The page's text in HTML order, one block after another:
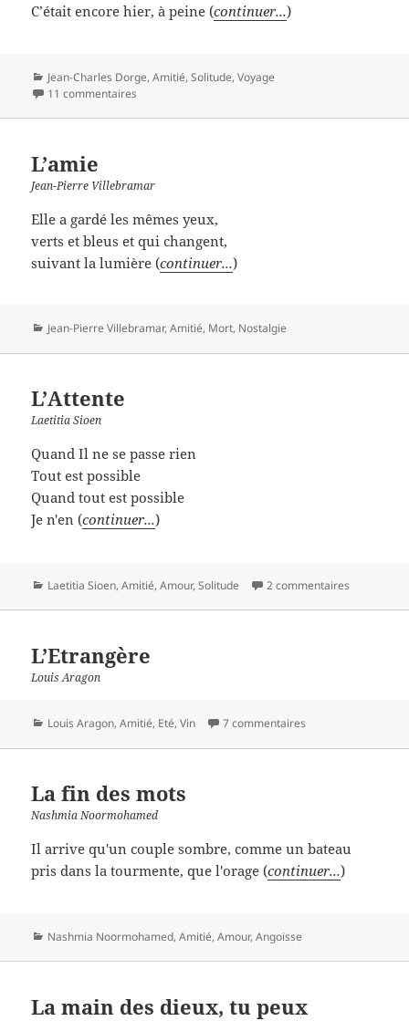
C’était encore hier, à peine (continuer...)
Catégories
Jean-Charles Dorge,Amitié,Solitude,Voyage
11 commentaires
L’amie
Jean-Pierre Villebramar
Elle a gardé les mêmes yeux,
verts et bleus et qui changent,
suivant la lumière (continuer...)
Catégories
Jean-Pierre Villebramar,Amitié, Mort, Nostalgie
L’Attente
Laetitia Sioen
Quand Il ne se passe rien
Tout est possible
Quand tout est possible
Je n'en (continuer...)
Catégories
Laetitia Sioen,Amitié,Amour,Solitude 2 commentaires
L’Etrangère
Louis Aragon
Catégories
Louis Aragon,Amitié, Eté,Vin 7 commentaires
La fin des mots
Nashmia Noormohamed
Il arrive qu'un couple sombre, comme un bateau
pris dans la tourmente, que l'orage (continuer...)
Catégories
Nashmia Noormohamed,Amitié,Amour,Angoisse
La main des dieux, tu peux